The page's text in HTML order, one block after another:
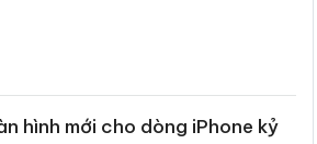
hình mới cho dòng iPhone kỷ
án sản xuất, buôn